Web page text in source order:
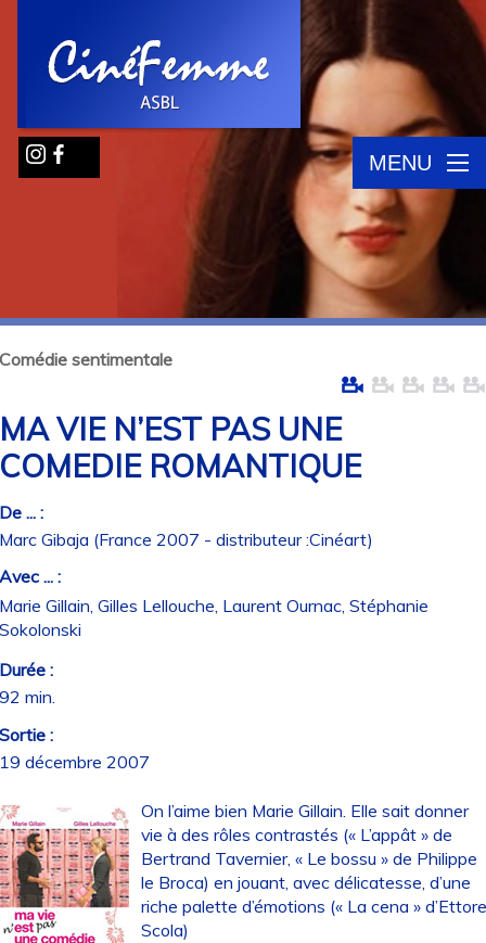
MENU
sentimentale
VIE N’EST PAS UNE
ROMANTIQUE
... :
Gibaja (France 2007 - distributeur :Cinéart)
... :
Gillain, Gilles Lellouche, Laurent Ournac, Stéphanie
:
min.
:
décembre 2007
On l’aime bien Marie Gillain. Elle sait donner
vie à des rôles contrastés (« L’appât » de
Bertrand Tavernier, « Le bossu » de Philippe
le Broca) en jouant, avec délicatesse, d’une
riche palette d’émotions (« La cena »
Scola)